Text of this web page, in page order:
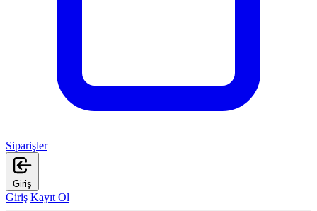
Siparişler
Giriş
Giriş Kayıt Ol